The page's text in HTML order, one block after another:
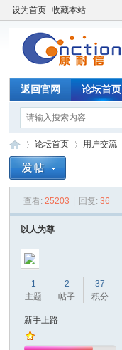
设为首页 收藏本站
返回官网 论坛首页
»
论坛首页 用户交流
查看: 25203 回复: 36
以人为尊
1
主题
2
帖子
37
积分
新手上路